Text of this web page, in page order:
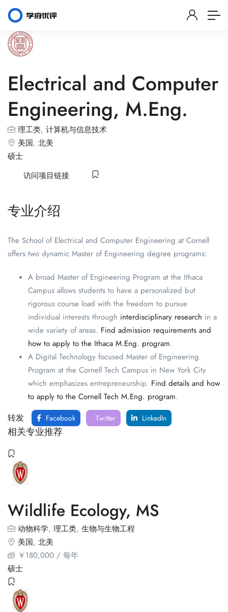
Electrical and Computer
Engineering, M.Eng.
理工类, 计算机与信息技术
美国, 北美
硕士
访问项目链接
专业介绍
The School of Electrical and Computer Engineering at Cornell
offers two dynamic Master of Engineering degree programs:
A broad Master of Engineering Program at the Ithaca
Campus allows students to have a personalized but
rigorous course load with the freedom to pursue
individual interests through interdisciplinary research in a
wide variety of areas. Find admission requirements and
how to apply to the Ithaca M.Eng. program.
A Digital Technology focused Master of Engineering
Program at the Cornell Tech Campus in New York City
which emphasizes entrepreneurship. Find details and how
to apply to the Cornell Tech M.Eng. program.
转发 Facebook Twitter LinkedIn
相关专业推荐
Wildlife Ecology, MS
动物科学, 理工类, 生物与生物工程
美国, 北美
￥180,000 / 每年
硕士